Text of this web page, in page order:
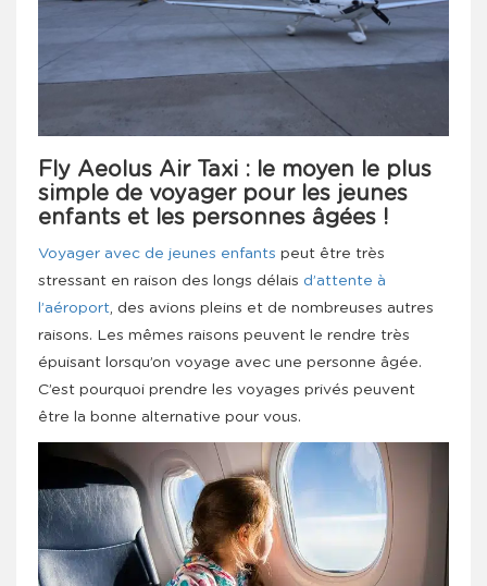
Fly Aeolus Air Taxi : le moyen le plus
simple de voyager pour les jeunes
enfants et les personnes âgées !
Voyager avec de jeunes enfants peut être très
stressant en raison des longs délais d’attente à
l’aéroport, des avions pleins et de nombreuses autres
raisons. Les mêmes raisons peuvent le rendre très
épuisant lorsqu’on voyage avec une personne âgée.
C’est pourquoi prendre les voyages privés peuvent
être la bonne alternative pour vous.